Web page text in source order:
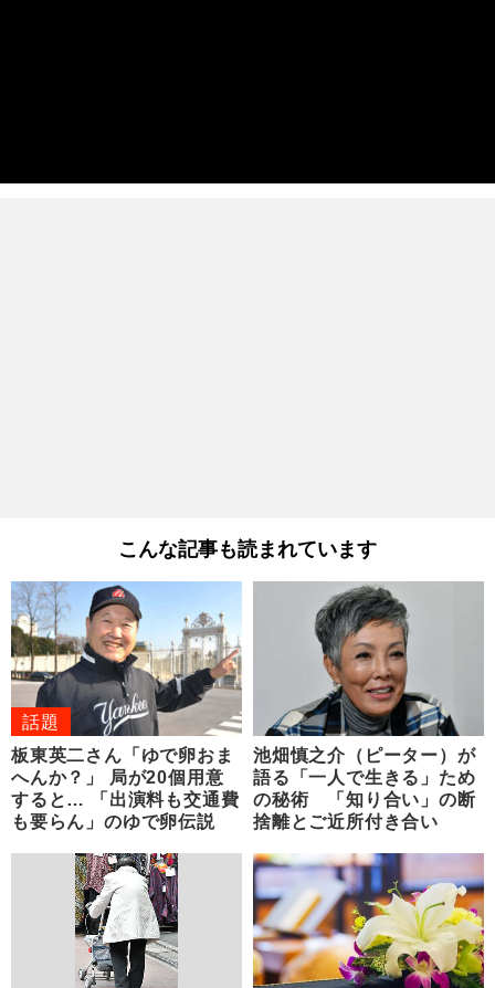
こんな記事も読まれています
話題
板東英二さん「ゆで卵おま
へんか？」 局が20個用意
すると… 「出演料も交通費
も要らん」のゆで卵伝説
池畑慎之介（ピーター）が
語る「一人で生きる」ため
の秘術 「知り合い」の断
捨離とご近所付き合い